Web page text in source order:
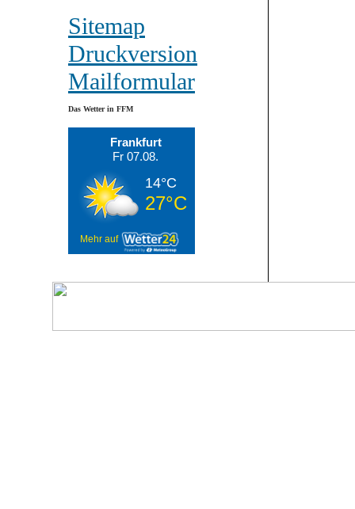
Sitemap
Druckversion
Mailformular
Das Wetter in FFM
Frankfurt
Fr 07.08.
14°C
27°C
Mehr auf